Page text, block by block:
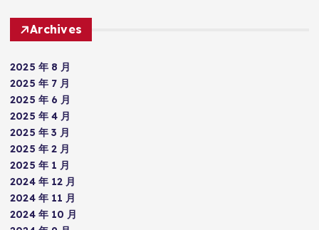
Archives
2025 年 8 月
2025 年 7 月
2025 年 6 月
2025 年 4 月
2025 年 3 月
2025 年 2 月
2025 年 1 月
2024 年 12 月
2024 年 11 月
2024 年 10 月